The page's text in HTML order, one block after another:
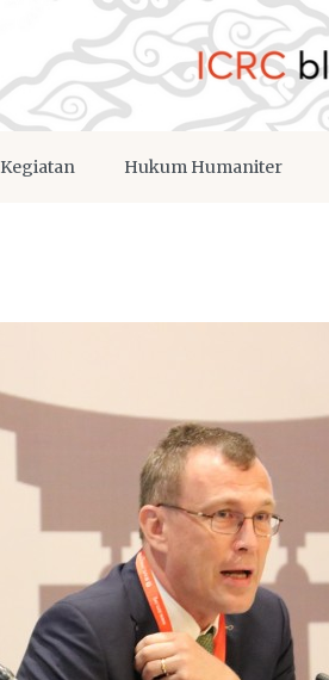
Kegiatan Hukum Humaniter